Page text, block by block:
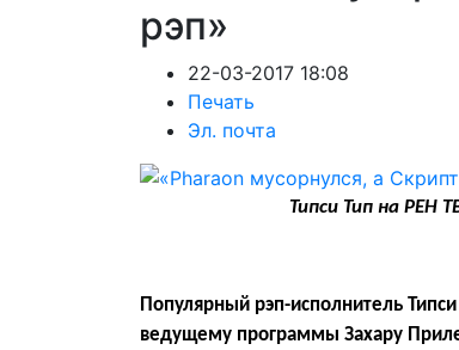
рэп»
22-03-2017 18:08
Печать
Эл. почта
Типси Тип на РЕН
Популярный рэп-исполнитель
ведущему программы Захару